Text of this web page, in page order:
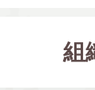
組